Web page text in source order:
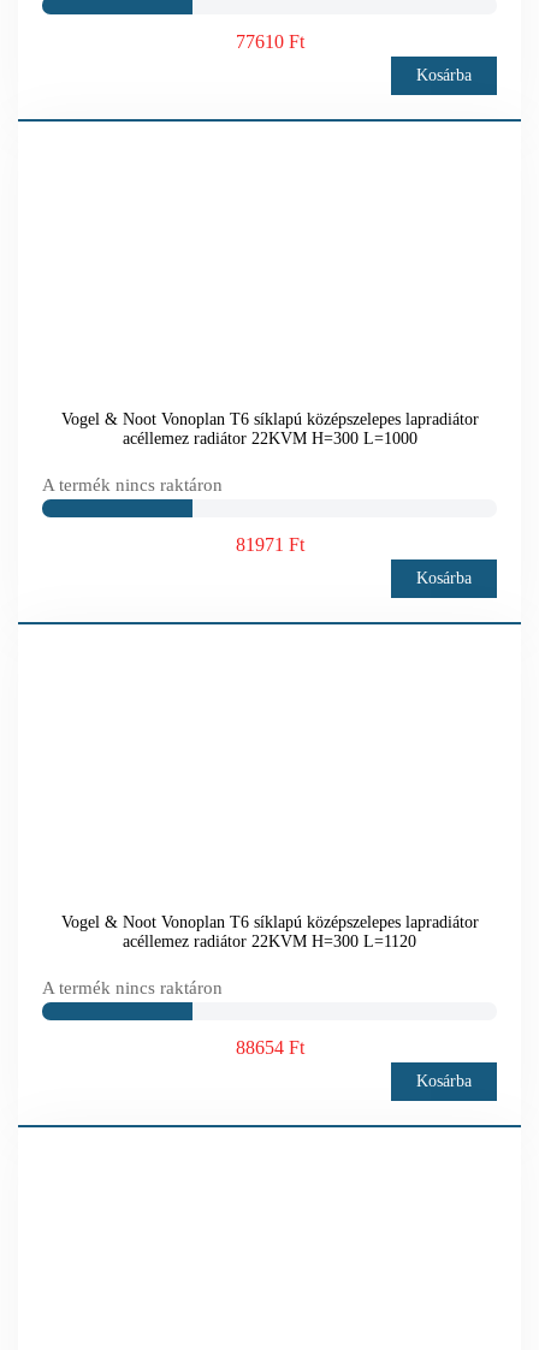
77610 Ft
Kosárba
Vogel & Noot Vonoplan T6 síklapú középszelepes lapradiátor
acéllemez radiátor 22KVM H=300 L=1000
A termék nincs raktáron
81971 Ft
Kosárba
Vogel & Noot Vonoplan T6 síklapú középszelepes lapradiátor
acéllemez radiátor 22KVM H=300 L=1120
A termék nincs raktáron
88654 Ft
Kosárba